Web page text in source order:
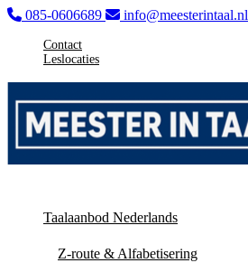
085-0606689 info@meesterintaal.nl
Contact
Leslocaties
Taalaanbod Nederlands
Z-route & Alfabetisering